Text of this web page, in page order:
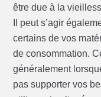
être due à la
Il peut s’agir
certains de vos
de consommation.
généralement
pas supporter vos